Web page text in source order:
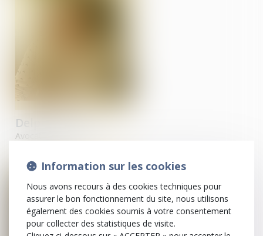
Delphine
Avocate
Information sur les cookies
Nous avons recours à des cookies techniques pour
assurer le bon fonctionnement du site, nous utilisons
également des cookies soumis à votre consentement
pour collecter des statistiques de visite.